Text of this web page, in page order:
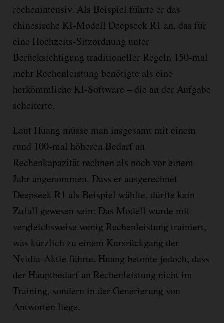
rechenintensiv. Als Beispiel führte er das
chinesische KI-Modell Deepseek R1 an, das für
eine Hochzeits-Sitzordnung unter
Berücksichtigung traditioneller Regeln 150-mal
mehr Rechenleistung benötigte als eine
herkömmliche KI-Software – die an der Aufgabe
scheiterte.
Laut Huang müsse man insgesamt mit einem
rund 100-mal höheren Bedarf an
Rechenkapazität rechnen als noch vor einem
Jahr angenommen. Dass er ausgerechnet
Deepseek R1 als Beispiel wählte, dürfte kein
Zufall gewesen sein: Das Modell wurde mit
vergleichsweise wenig Rechenleistung trainiert,
was kürzlich zu einem Kursrückgang der
Nvidia-Aktie führte. Huang betonte jedoch, dass
der Hauptbedarf an Rechenleistung nicht im
Training, sondern in der Generierung von
Antworten liege.